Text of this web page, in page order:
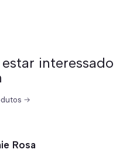
interessado
Rosa